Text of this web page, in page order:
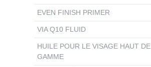
EVEN FINISH PRIMER
VIA Q10 FLUID
HUILE POUR LE VISAGE HAUT DE
GAMME